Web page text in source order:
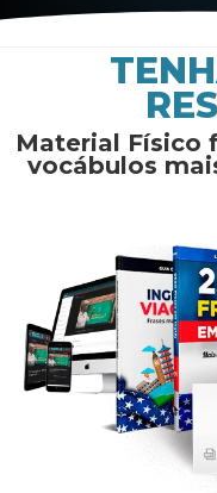
Material Físico
vocábulos